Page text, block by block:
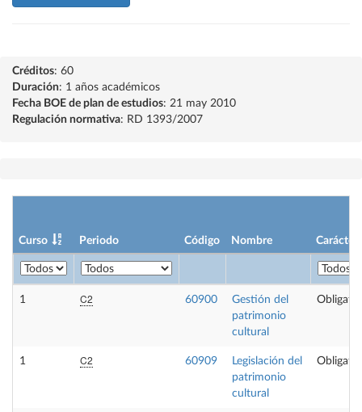
Créditos: 60
Duración: 1 años académicos
Fecha BOE de plan de estudios: 21 may 2010
Regulación normativa: RD 1393/2007
Curso Periodo Código Nombre Carácter
1 C2 60900
Gestión del
patrimonio
cultural
1 C2 60909
Legislación del
patrimonio
cultural